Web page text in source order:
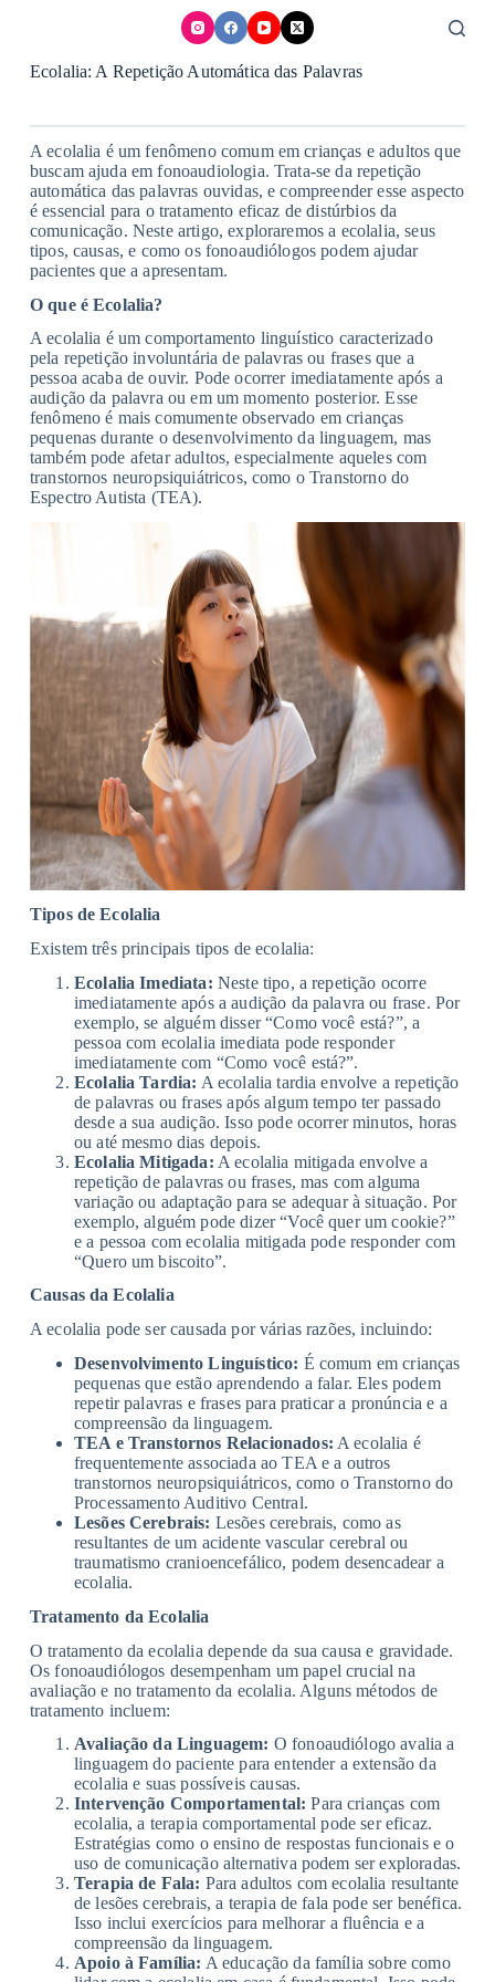
Ecolalia: A Repetição Automática das Palavras
A ecolalia é um fenômeno comum em crianças e adultos que
buscam ajuda em fonoaudiologia. Trata-se da repetição
automática das palavras ouvidas, e compreender esse aspecto
é essencial para o tratamento eficaz de distúrbios da
comunicação. Neste artigo, exploraremos a ecolalia, seus
tipos, causas, e como os fonoaudiólogos podem ajudar
pacientes que a apresentam.
O que é Ecolalia?
A ecolalia é um comportamento linguístico caracterizado
pela repetição involuntária de palavras ou frases que a
pessoa acaba de ouvir. Pode ocorrer imediatamente após a
audição da palavra ou em um momento posterior. Esse
fenômeno é mais comumente observado em crianças
pequenas durante o desenvolvimento da linguagem, mas
também pode afetar adultos, especialmente aqueles com
transtornos neuropsiquiátricos, como o Transtorno do
Espectro Autista (TEA).
Tipos de Ecolalia
Existem três principais tipos de ecolalia:
Ecolalia Imediata: Neste tipo, a repetição ocorre
imediatamente após a audição da palavra ou frase. Por
exemplo, se alguém disser “Como você está?”, a
pessoa com ecolalia imediata pode responder
imediatamente com “Como você está?”.
Ecolalia Tardia: A ecolalia tardia envolve a repetição
de palavras ou frases após algum tempo ter passado
desde a sua audição. Isso pode ocorrer minutos, horas
ou até mesmo dias depois.
Ecolalia Mitigada: A ecolalia mitigada envolve a
repetição de palavras ou frases, mas com alguma
variação ou adaptação para se adequar à situação. Por
exemplo, alguém pode dizer “Você quer um cookie?”
e a pessoa com ecolalia mitigada pode responder com
“Quero um biscoito”.
Causas da Ecolalia
A ecolalia pode ser causada por várias razões, incluindo:
Desenvolvimento Linguístico: É comum em crianças
pequenas que estão aprendendo a falar. Eles podem
repetir palavras e frases para praticar a pronúncia e a
compreensão da linguagem.
TEA e Transtornos Relacionados: A ecolalia é
frequentemente associada ao TEA e a outros
transtornos neuropsiquiátricos, como o Transtorno do
Processamento Auditivo Central.
Lesões Cerebrais: Lesões cerebrais, como as
resultantes de um acidente vascular cerebral ou
traumatismo cranioencefálico, podem desencadear a
ecolalia.
Tratamento da Ecolalia
O tratamento da ecolalia depende da sua causa e gravidade.
Os fonoaudiólogos desempenham um papel crucial na
avaliação e no tratamento da ecolalia. Alguns métodos de
tratamento incluem:
Avaliação da Linguagem: O fonoaudiólogo avalia a
linguagem do paciente para entender a extensão da
ecolalia e suas possíveis causas.
Intervenção Comportamental: Para crianças com
ecolalia, a terapia comportamental pode ser eficaz.
Estratégias como o ensino de respostas funcionais e o
uso de comunicação alternativa podem ser exploradas.
Terapia de Fala: Para adultos com ecolalia resultante
de lesões cerebrais, a terapia de fala pode ser benéfica.
Isso inclui exercícios para melhorar a fluência e a
compreensão da linguagem.
Apoio à Família: A educação da família sobre como